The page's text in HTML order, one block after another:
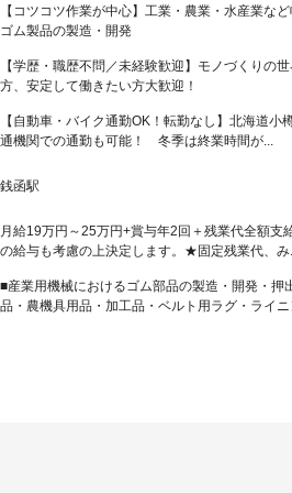
【コツコツ作業が中心】工業・農業・水産業な
ゴム製品の製造・開発
【学歴・職歴不問／未経験歓迎】モノづくりの
方、安定して働きたい方大歓迎！
【自動車・バイク通勤OK！転勤なし】北海道
通機関での通勤も可能！ 冬季は終業時間が...
銭函駅
月給19万円～25万円+賞与年2回＋残業代全額
の給与も考慮の上決定します。★固定残業代、み...
■産業用機械におけるゴム部品の製造・開発・押
品・農機具用品・加工品・ベルト用ラグ・ライ